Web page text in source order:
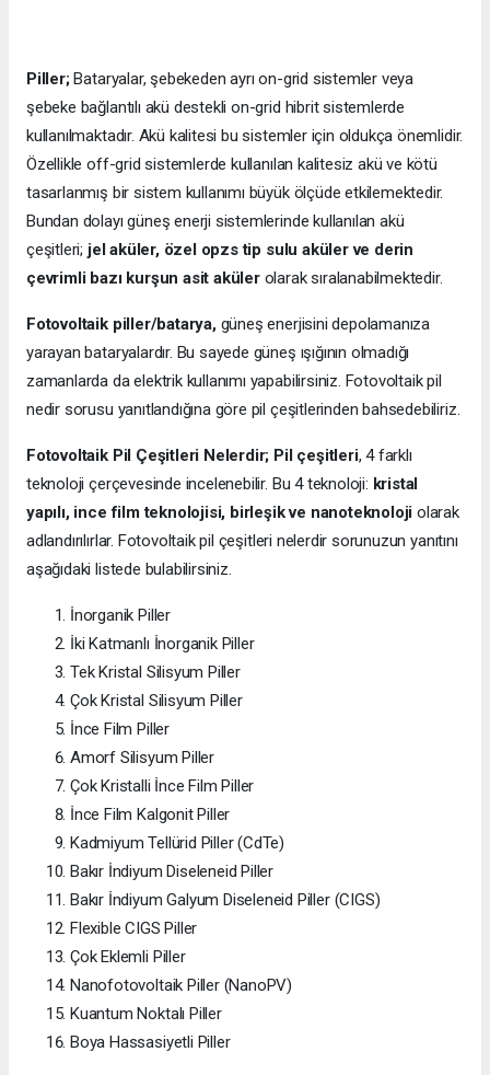
Piller;Bataryalar, şebekeden ayrı on-grid sistemler veya
şebeke bağlantılı akü destekli on-grid hibrit sistemlerde
kullanılmaktadır. Akü kalitesi bu sistemler için oldukça önemlidir.
Özellikle off-grid sistemlerde kullanılan kalitesiz akü ve kötü
tasarlanmış bir sistem kullanımı büyük ölçüde etkilemektedir.
Bundan dolayı güneş enerji sistemlerinde kullanılan akü
çeşitleri; jel aküler, özel opzs tip sulu aküler ve derin
çevrimli bazı kurşun asit akülerolarak sıralanabilmektedir.
Fotovoltaik piller/batarya,güneş enerjisini depolamanıza
yarayan bataryalardır. Bu sayede güneş ışığının olmadığı
zamanlarda da elektrik kullanımı yapabilirsiniz. Fotovoltaik pil
nedir sorusu yanıtlandığına göre pil çeşitlerinden bahsedebiliriz.
Fotovoltaik Pil Çeşitleri Nelerdir; Pil çeşitleri, 4 farklı
teknoloji çerçevesinde incelenebilir. Bu 4 teknoloji: kristal
yapılı, ince film teknolojisi, birleşik ve nanoteknoloji olarak
adlandırılırlar. Fotovoltaik pil çeşitleri nelerdir sorunuzun yanıtını
aşağıdaki listede bulabilirsiniz.
İnorganik Piller
İki Katmanlı İnorganik Piller
Tek Kristal Silisyum Piller
Çok Kristal Silisyum Piller
İnce Film Piller
Amorf Silisyum Piller
Çok Kristalli İnce Film Piller
İnce Film Kalgonit Piller
Kadmiyum Tellürid Piller (CdTe)
Bakır İndiyum Diseleneid Piller
Bakır İndiyum Galyum Diseleneid Piller (CIGS)
Flexible CIGS Piller
Çok Eklemli Piller
Nanofotovoltaik Piller (NanoPV)
Kuantum Noktalı Piller
Boya Hassasiyetli Piller